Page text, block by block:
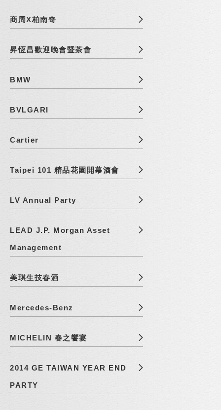
商周X柏南奇
昇恆昌歡迎晚會暨茶會
BMW
BVLGARI
Cartier
Taipei 101 精品花園開幕酒會
LV Annual Party
LEAD J.P. Morgan Asset
Management
美琪生技春酒
Mercedes-Benz
MICHELIN 春之饗宴
2014 GE TAIWAN YEAR END
PARTY